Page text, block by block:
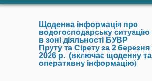
Щоденна інформація про
водогосподарську ситуацію
в зоні діяльності БУВР
Пруту та Сірету за 2 березня
2026 р. (включає щоденну та
оперативну інформацію)